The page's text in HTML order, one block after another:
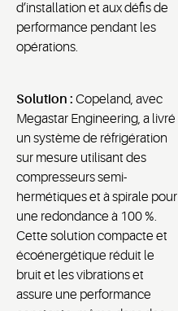
d’installation et aux défis de
performance pendant les
opérations.
Solution : Copeland, avec
Megastar Engineering, a livré
un système de réfrigération
sur mesure utilisant des
compresseurs semi-
hermétiques et à spirale pour
une redondance à 100 %.
Cette solution compacte et
écoénergétique réduit le
bruit et les vibrations et
assure une performance